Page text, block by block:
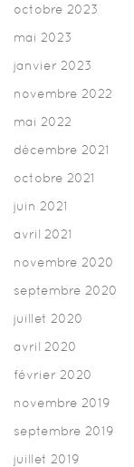
octobre 2023
mai 2023
janvier 2023
novembre 2022
mai 2022
décembre 2021
octobre 2021
juin 2021
avril 2021
novembre 2020
septembre 2020
juillet 2020
avril 2020
février 2020
novembre 2019
septembre 2019
juillet 2019